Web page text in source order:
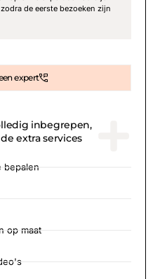
de eerste bezoeken zijn
expert
inbegrepen,
extra services
bepalen
op maat